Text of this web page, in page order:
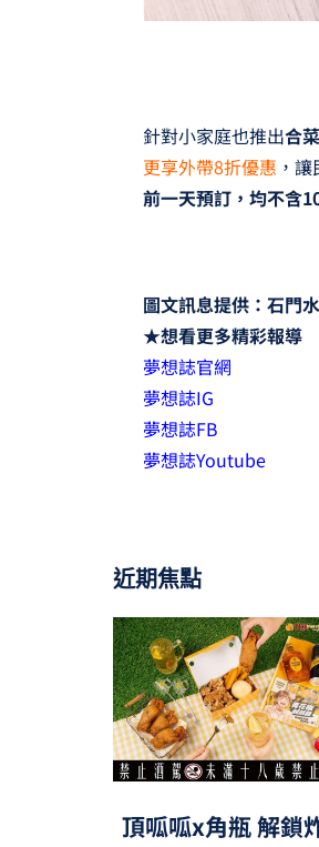
針對小家庭也推出合
更享外帶8折優惠 ，
前一天預訂，均不含
圖文訊息提供：石門
★想看更多精彩報導
夢想誌官網
夢想誌IG
夢想誌FB
夢想誌Youtube
近期焦點
頂呱呱x角瓶 解鎖